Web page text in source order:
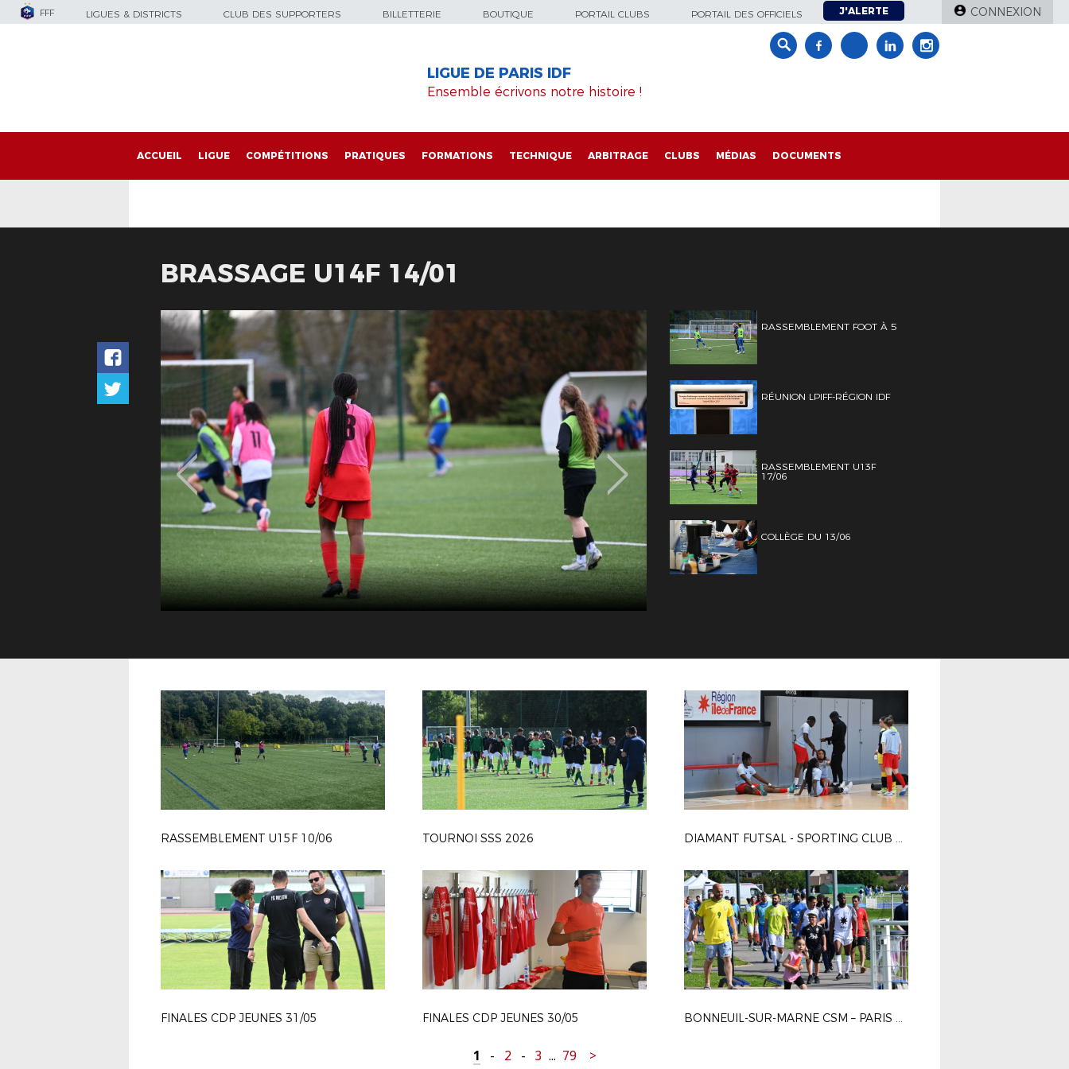
FFF LIGUES & DISTRICTS CLUB DES SUPPORTERS BILLETTERIE BOUTIQUE PORTAIL CLUBS PORTAIL DES OFFICIELS J'ALERTE CONNEXION
LIGUE DE PARIS IDF
Ensemble écrivons notre histoire !
ACCUEIL LIGUE COMPÉTITIONS PRATIQUES FORMATIONS TECHNIQUE ARBITRAGE CLUBS MÉDIAS DOCUMENTS
BRASSAGE U14F 14/01
RASSEMBLEMENT FOOT À 5
RÉUNION LPIFF-RÉGION IDF
RASSEMBLEMENT U13F
17/06
COLLÈGE DU 13/06
RASSEMBLEMENT U15F 10/06 TOURNOI SSS 2026 DIAMANT FUTSAL - SPORTING CLUB PARIS 4-2
FINALES CDP JEUNES 31/05 FINALES CDP JEUNES 30/05 BONNEUIL-SUR-MARNE CSM – PARIS 13 ATLETICO 1-0
1 - 2 - 3 ... 79 >